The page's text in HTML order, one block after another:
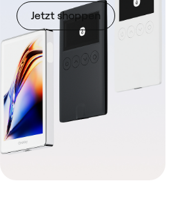
Jetzt shoppen